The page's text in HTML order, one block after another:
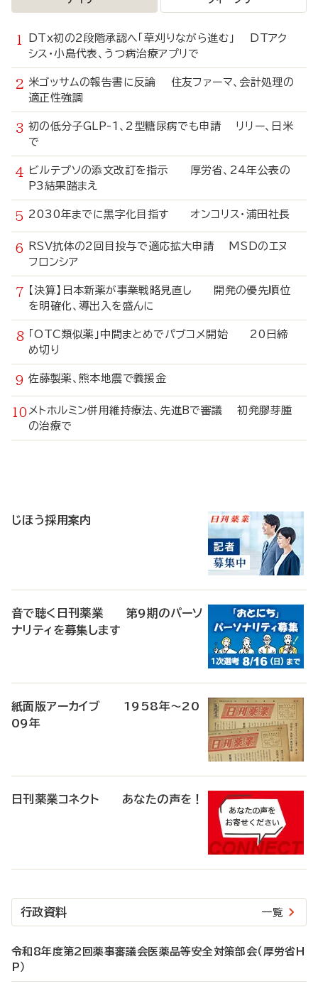
DTx初の2段階承認へ「草刈りながら進む」 DTアク
シス・小島代表、うつ病治療アプリで
米ゴッサムの報告書に反論 住友ファーマ、会計処理の
適正性強調
初の低分子GLP-1、2型糖尿病でも申請 リリー、日米
で
ビルテプソの添文改訂を指示 厚労省、24年公表の
P3結果踏まえ
2030年までに黒字化目指す オンコリス・浦田社長
RSV抗体の2回目投与で適応拡大申請 MSDのエヌ
フロンシア
【決算】日本新薬が事業戦略見直し 開発の優先順位
を明確化、導出入を盛んに
「OTC類似薬」中間まとめでパブコメ開始 20日締
め切り
佐藤製薬、熊本地震で義援金
メトホルミン併用維持療法、先進Bで審議 初発膠芽腫
の治療で
じほう採用案内
音で聴く日刊薬業 第9期のパーソ
ナリティを募集します
紙面版アーカイブ 1958年～20
09年
日刊薬業コネクト あなたの声を！
行政資料 一覧
令和8年度第2回薬事審議会医薬品等安全対策部会（厚労省H
P）